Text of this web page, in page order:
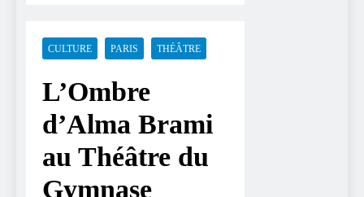
CULTURE PARIS THÉÂTRE
L’Ombre
d’Alma Brami
au Théâtre du
Gymnase